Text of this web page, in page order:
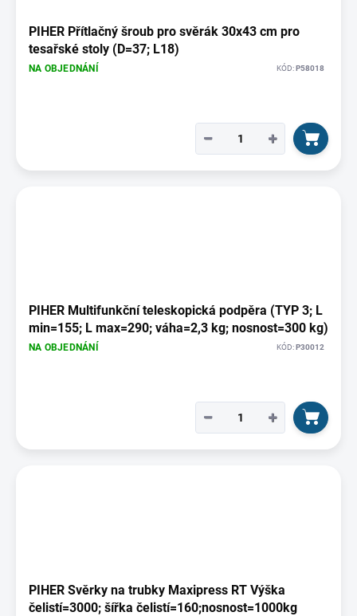
PIHER Přítlačný šroub pro svěrák 30x43 cm pro
tesařské stoly (D=37; L18)
NA OBJEDNÁNÍ KÓD:P58018
+
−
PIHER Multifunkční teleskopická podpěra (TYP 3; L
min=155; L max=290; váha=2,3 kg; nosnost=300 kg)
NA OBJEDNÁNÍ KÓD: P30012
+
−
PIHER Svěrky na trubky Maxipress RT Výška
čelistí=3000; šířka čelistí=160;nosnost=1000kg